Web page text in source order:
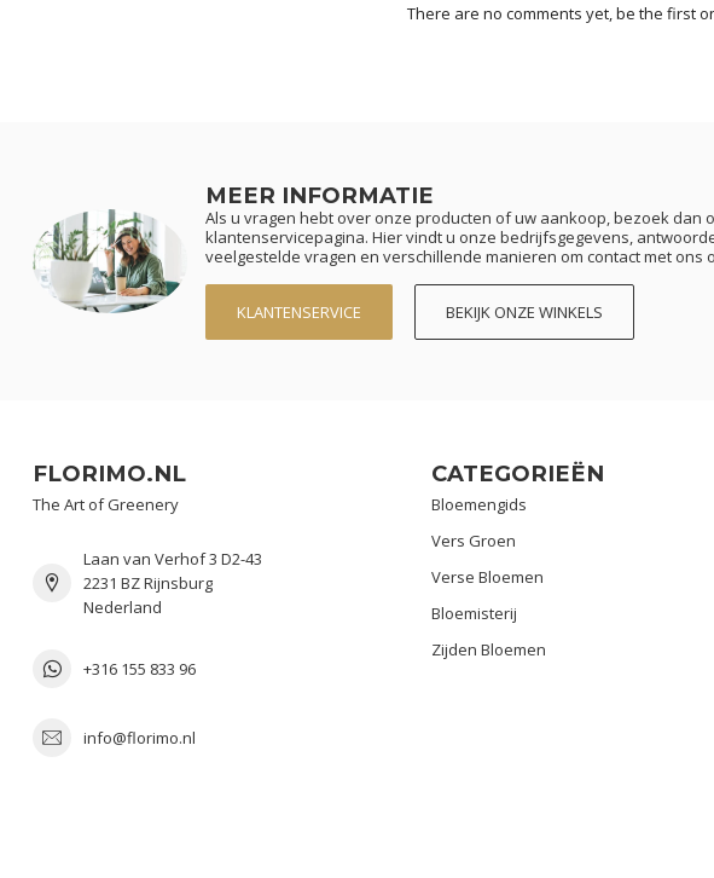
There are no comments yet, be the first
MEER INFORMATIE
Als u vragen hebt over onze producten of uw aankoop, bezoek dan
klantenservicepagina. Hier vindt u onze bedrijfsgegevens,
veelgestelde vragen en verschillende manieren om contact met ons
KLANTENSERVICE BEKIJK ONZE WINKELS
FLORIMO.NL
The Art of Greenery
Laan van Verhof 3 D2-43
2231 BZ Rijnsburg
Nederland
+316 155 833 96
info@florimo.nl
CATEGORIEËN
Bloemengids
Vers Groen
Verse Bloemen
Bloemisterij
Zijden Bloemen